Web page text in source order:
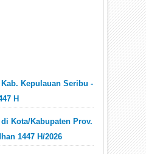
Kepulauan Seribu -
H
Kota/Kabupaten Prov.
1447 H/2026